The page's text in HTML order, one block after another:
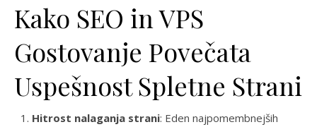
Kako SEO in VPS
Gostovanje Povečata
Uspešnost Spletne Strani
Hitrost nalaganja strani: Eden najpomembnejših